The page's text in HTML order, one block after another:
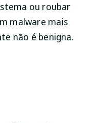
ou roubar
malware mais
não é benigna.